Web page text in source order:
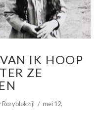
IK HOOP
ZE
Roryblokzijl
mei 12,